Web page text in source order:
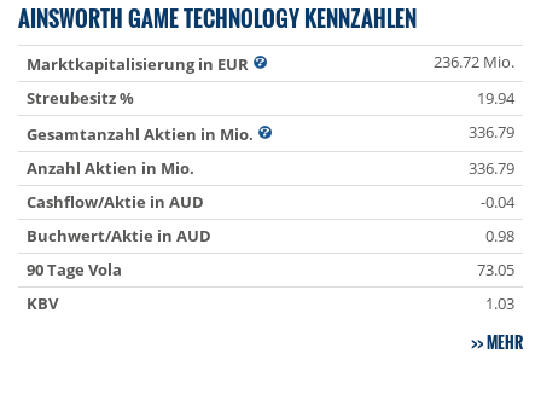
AINSWORTH GAME TECHNOLOGY KENNZAHLEN
Marktkapitalisierung in EUR
236.72 Mio.
Streubesitz %
19.94
Gesamtanzahl Aktien in Mio.
336.79
Anzahl Aktien in Mio.
336.79
Cashflow/Aktie in AUD
-0.04
Buchwert/Aktie in AUD
0.98
90 Tage Vola
73.05
KBV
1.03
MEHR